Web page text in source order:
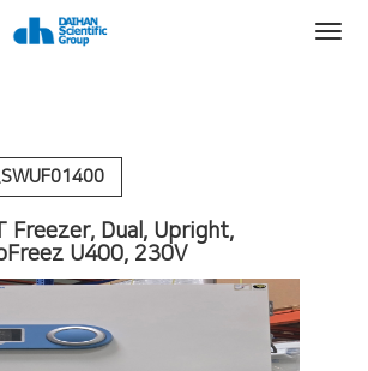
Freezer, Dual, Upright,
U400, 230V